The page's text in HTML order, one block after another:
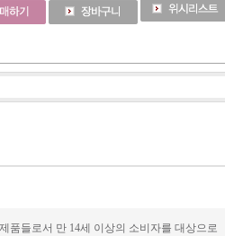
품들로서 만 14세 이상의 소비자를 대상으로